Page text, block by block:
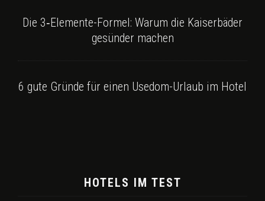
Die 3‑Elemente-Formel: Warum die Kaiserbäder
gesünder machen
6 gute Gründe für einen Usedom-Urlaub im Hotel
HOTELS IM TEST